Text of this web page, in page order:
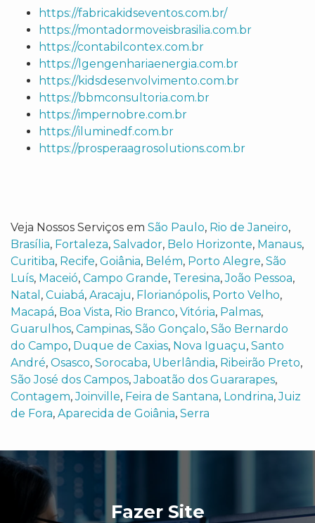
https://fabricakidseventos.com.br/
https://montadormoveisbrasilia.com.br
https://contabilcontex.com.br
https://lgengenhariaenergia.com.br
https://kidsdesenvolvimento.com.br
https://bbmconsultoria.com.br
https://impernobre.com.br
https://iluminedf.com.br
https://prosperaagrosolutions.com.br
Veja Nossos Serviços em São Paulo, Rio de Janeiro,
Brasília, Fortaleza, Salvador, Belo Horizonte, Manaus,
Curitiba, Recife, Goiânia, Belém, Porto Alegre, São
Luís, Maceió, Campo Grande, Teresina,João Pessoa,
Natal , Cuiabá, Aracaju, Florianópolis, Porto Velho,
Macapá, Boa Vista, Rio Branco, Vitória, Palmas,
Guarulhos, Campinas, São Gonçalo, São Bernardo
do Campo, Duque de Caxias, Nova Iguaçu, Santo
André, Osasco, Sorocaba, Uberlândia, Ribeirão Preto,
São José dos Campos,Jaboatão dos Guararapes,
Contagem,Joinville, Feira de Santana, Londrina,Juiz
de Fora, Aparecida de Goiânia, Serra
Fazer Site